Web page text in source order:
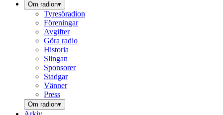
Om radion▾
Tyresöradion
Föreningar
Avgifter
Göra radio
Historia
Slingan
Sponsorer
Stadgar
Vänner
Press
Om radion▾